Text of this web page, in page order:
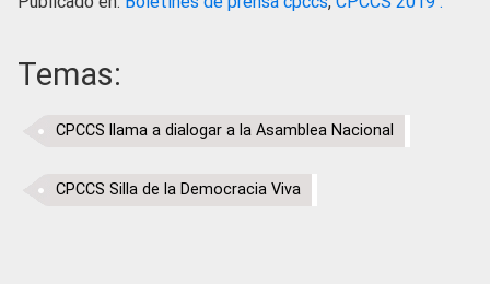
Temas:
CPCCS llama a dialogar a la Asamblea Nacional
CPCCS Silla de la Democracia Viva